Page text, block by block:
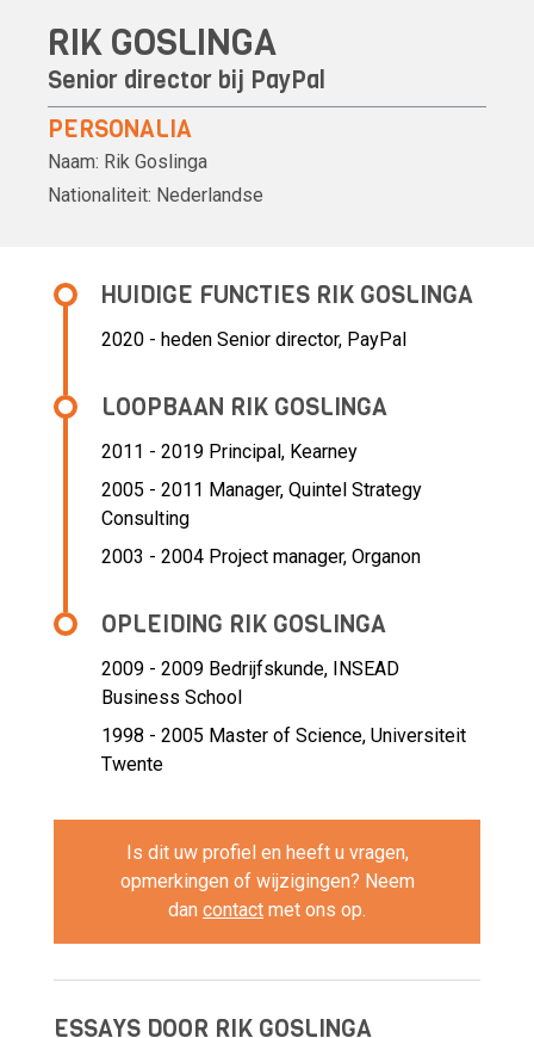
RIK GOSLINGA
Senior director bij PayPal
PERSONALIA
Naam: Rik Goslinga
Nationaliteit: Nederlandse
HUIDIGE FUNCTIES RIK GOSLINGA
2020 - heden Senior director, PayPal
LOOPBAAN RIK GOSLINGA
2011 - 2019 Principal, Kearney
2005 - 2011 Manager, Quintel Strategy
Consulting
2003 - 2004 Project manager, Organon
OPLEIDING RIK GOSLINGA
2009 - 2009 Bedrijfskunde, INSEAD
Business School
1998 - 2005 Master of Science, Universiteit
Twente
Is dit uw profiel en heeft u vragen,
opmerkingen of wijzigingen? Neem
dan contact met ons op.
ESSAYS DOOR RIK GOSLINGA